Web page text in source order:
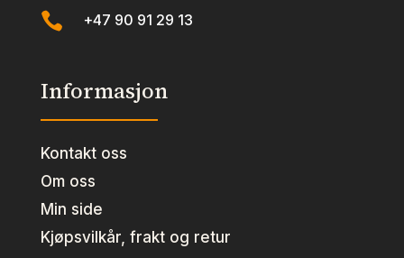
 +47 90 91 29 13
Informasjon
Kontakt oss
Om oss
Min side
Kjøpsvilkår, frakt og retur